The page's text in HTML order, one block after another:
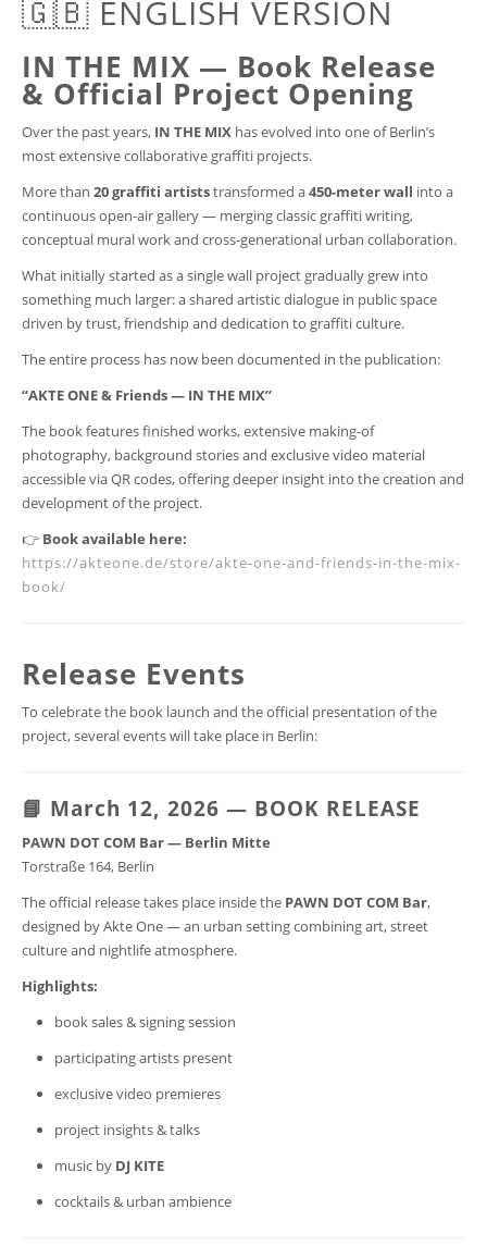
🇬🇧 ENGLISH VERSION
IN THE MIX — Book Release
& Official Project Opening
Over the past years, IN THE MIX has evolved into one of Berlin’s
most extensive collaborative graffiti projects.
More than 20 graffiti artiststransformed a450-meter wall into a
continuous open-air gallery — merging classic graffiti writing,
conceptual mural work and cross-generational urban collaboration.
What initially started as a single wall project gradually grew into
something much larger: a shared artistic dialogue in public space
driven by trust, friendship and dedication to graffiti culture.
The entire process has now been documented in the publication:
“AKTE ONE & Friends — IN THE MIX”
The book features finished works, extensive making-of
photography, background stories and exclusive video material
accessible via QR codes, offering deeper insight into the creation and
development of the project.
👉 Book available here:
https://akteone.de/store/akte-one-and-friends-in-the-mix-
book/
Release Events
To celebrate the book launch and the official presentation of the
project, several events will take place in Berlin:
📘 March 12, 2026 — BOOK RELEASE
PAWN DOT COM Bar — Berlin Mitte
Torstraße 164, Berlin
The official release takes place inside the PAWN DOT COM Bar,
designed by Akte One — an urban setting combining art, street
culture and nightlife atmosphere.
Highlights:
book sales & signing session
participating artists present
exclusive video premieres
project insights & talks
music by DJ KITE
cocktails & urban ambience